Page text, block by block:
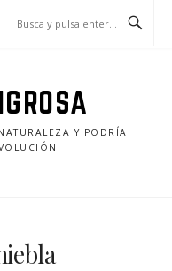
Y PODRÍA